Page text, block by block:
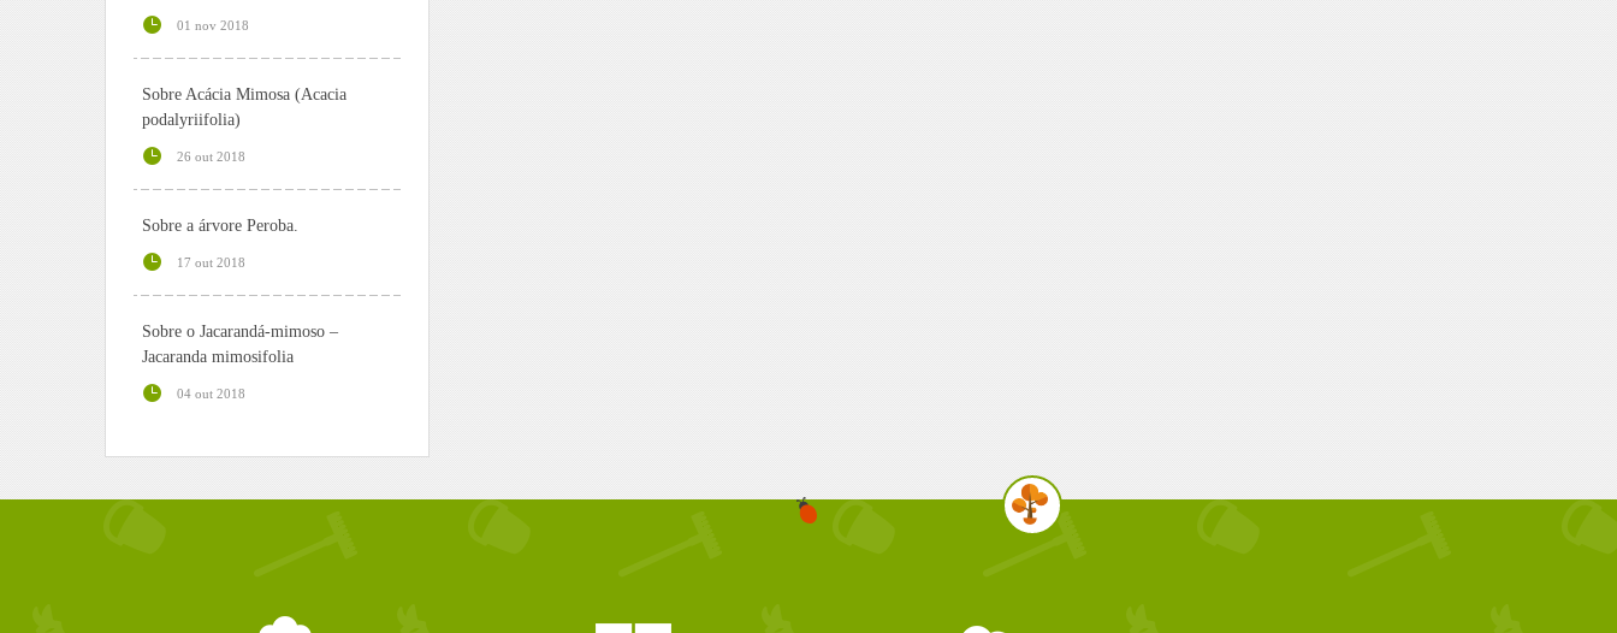
01 nov 2018
Sobre Acácia Mimosa (Acacia
podalyriifolia)
26 out 2018
Sobre a árvore Peroba.
17 out 2018
Sobre o Jacarandá-mimoso –
Jacaranda mimosifolia
04 out 2018